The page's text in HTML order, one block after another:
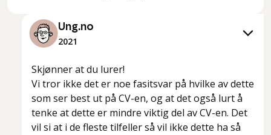
Ung.no
2021
Skjønner at du lurer!
Vi tror ikke det er noe fasitsvar på hvilke av dette
som ser best ut på CV-en, og at det også lurt å
tenke at dette er mindre viktig del av CV-en. Det
vil si at i de fleste tilfeller så vil ikke dette ha så